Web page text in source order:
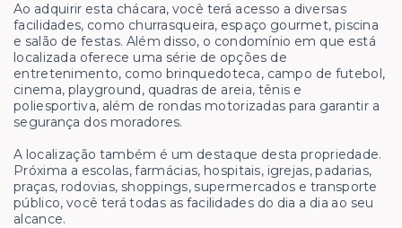
Ao adquirir esta chácara, você terá acesso a diversas
facilidades, como churrasqueira, espaço gourmet, piscina
e salão de festas. Além disso, o condomínio em que está
localizada oferece uma série de opções de
entretenimento, como brinquedoteca, campo de futebol,
cinema, playground, quadras de areia, tênis e
poliesportiva, além de rondas motorizadas para garantir a
segurança dos moradores.
A localização também é um destaque desta propriedade.
Próxima a escolas, farmácias, hospitais, igrejas, padarias,
praças, rodovias, shoppings, supermercados e transporte
público, você terá todas as facilidades do dia a dia ao seu
alcance.